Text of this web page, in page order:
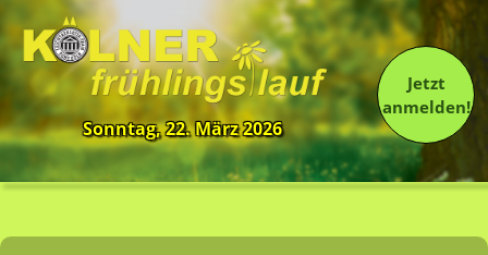
13.
Kölner
Sonntag, 22. März 2026
Jetzt
anmelden!
Zum